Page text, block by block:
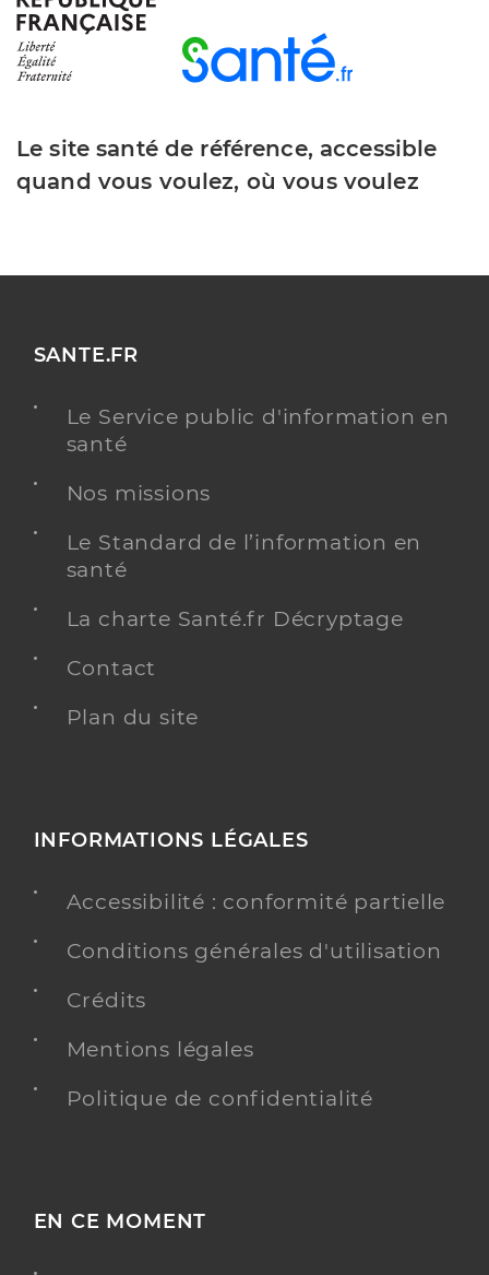
Le site santé de référence, accessible
quand vous voulez, où vous voulez
SANTE.FR
Le Service public d'information en
santé
Nos missions
Le Standard de l’information en
santé
La charte Santé.fr Décryptage
Contact
Plan du site
INFORMATIONS LÉGALES
Accessibilité : conformité partielle
Conditions générales d'utilisation
Crédits
Mentions légales
Politique de confidentialité
EN CE MOMENT